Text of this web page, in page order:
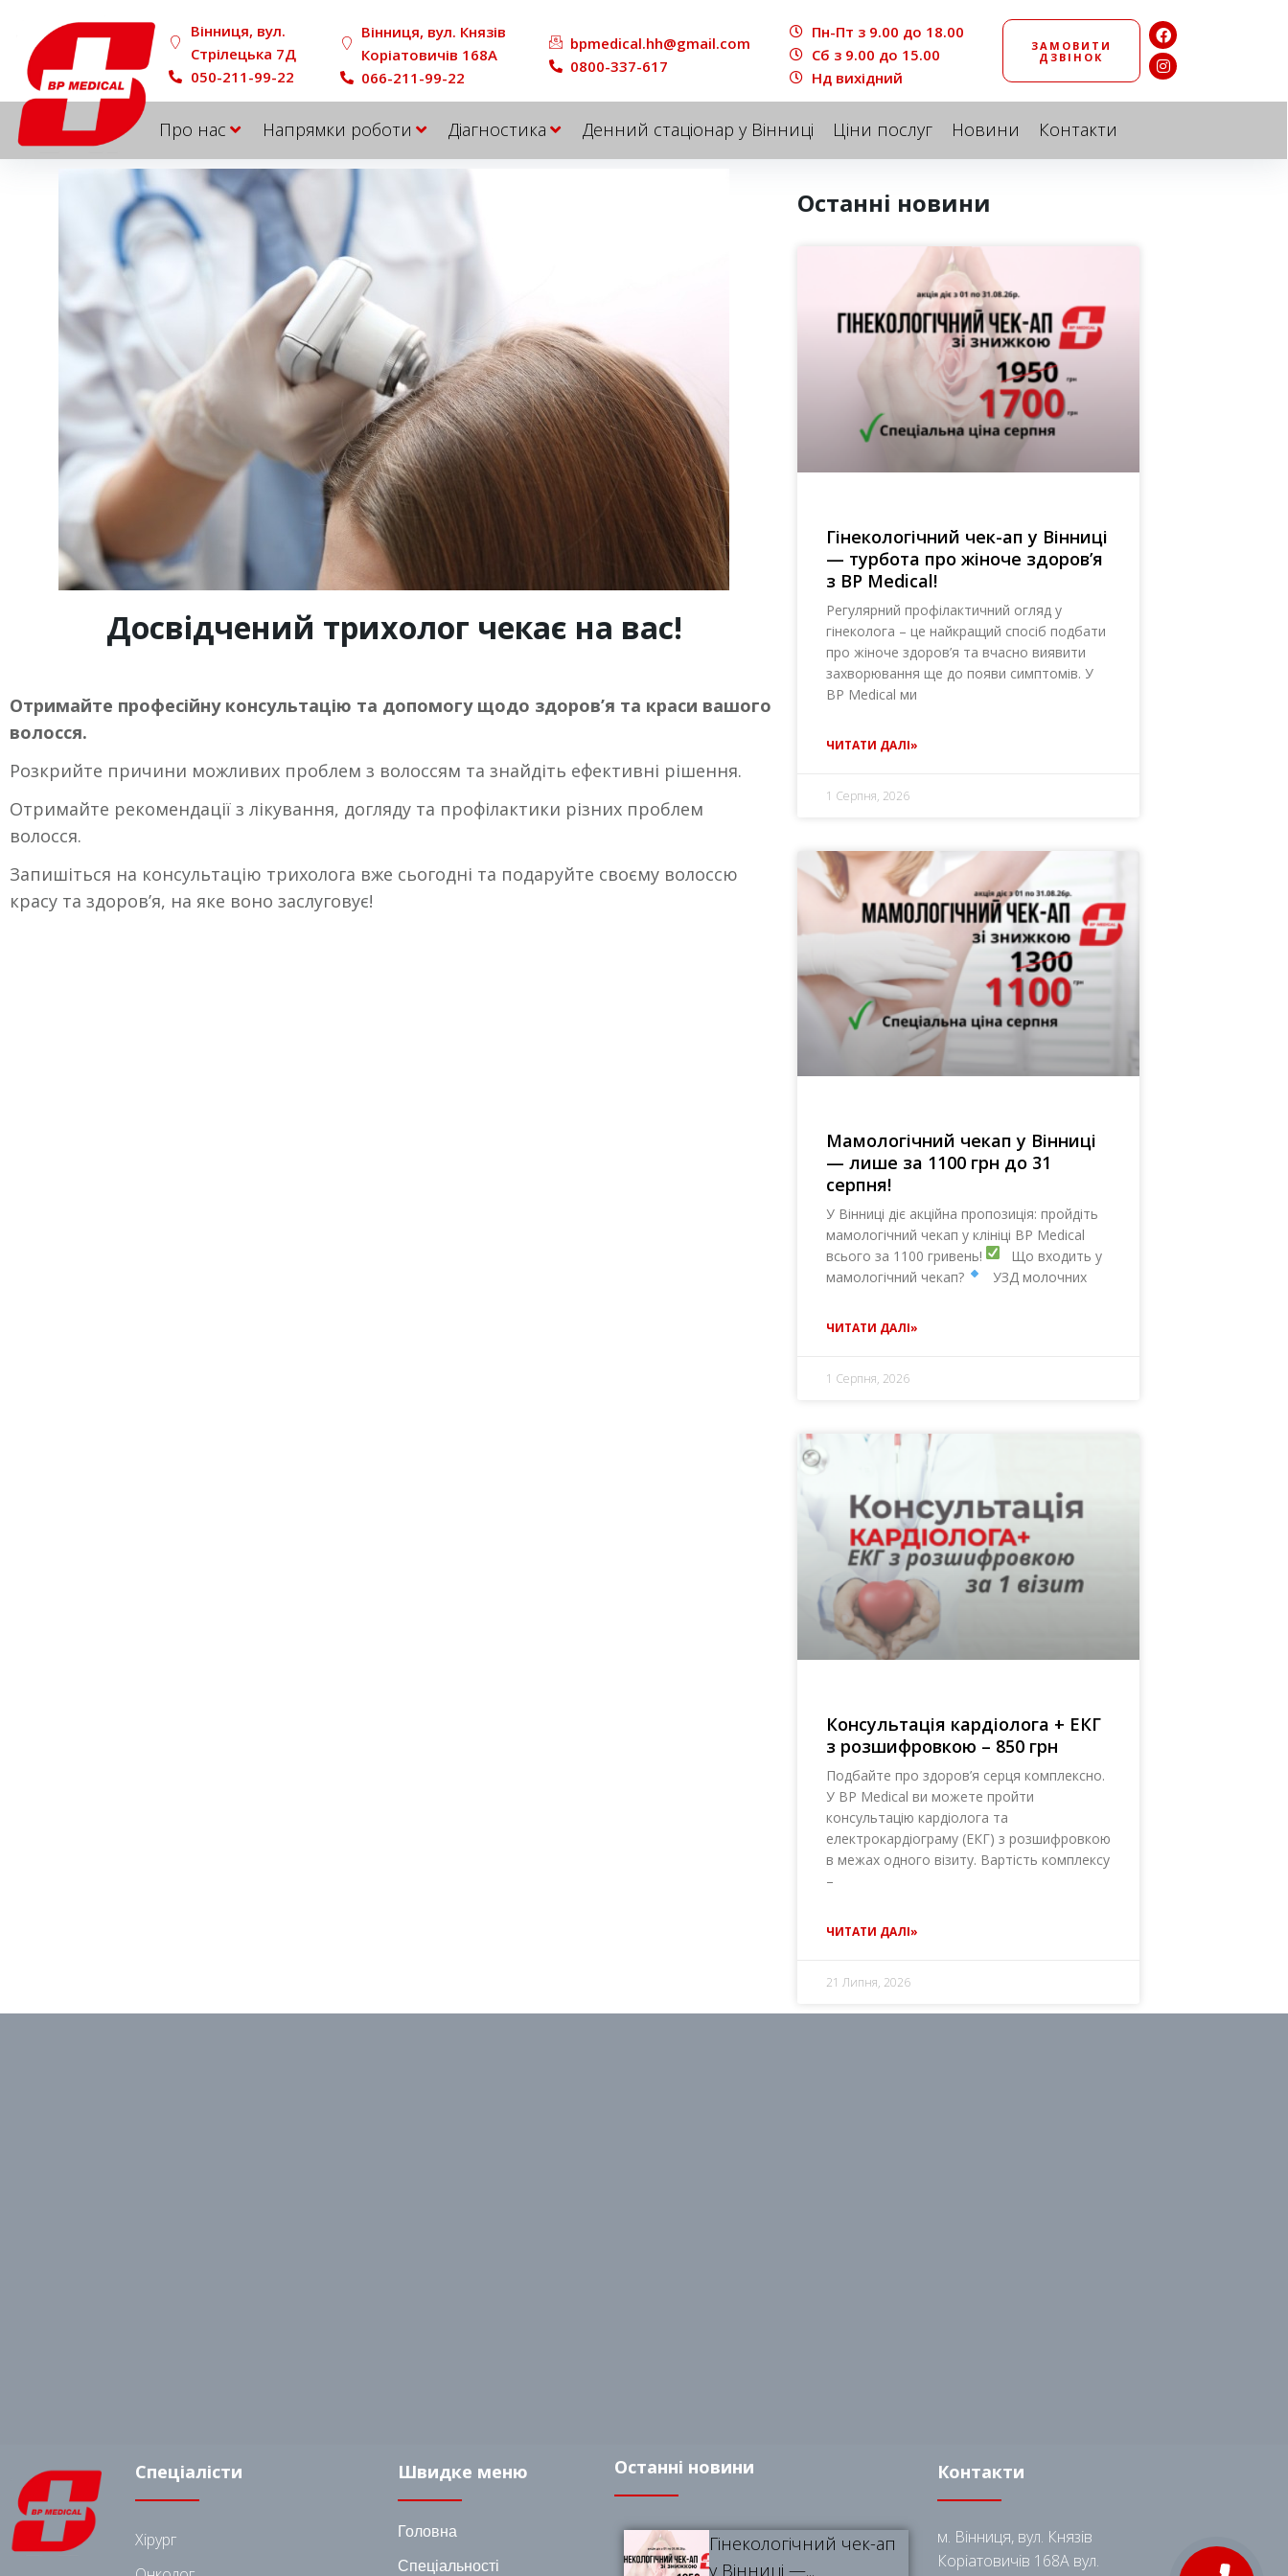
Вінниця, вул.
Стрілецька 7Д
050-211-99-22
Вінниця, вул. Князів
Коріатовичів 168A
066-211-99-22
bpmedical.hh@gmail.com
0800-337-617
Пн-Пт з 9.00 до 18.00
Сб з 9.00 до 15.00
Нд вихідний
ЗАМОВИТИ
ДЗВІНОК
Про нас Напрямки роботи Діагностика Денний стаціонар у Вінниці Ціни послуг Новини Контакти
Досвідчений трихолог чекає на вас!
Отримайте професійну консультацію та допомогу щодо здоров’я та краси вашого
волосся.
Розкрийте причини можливих проблем з волоссям та знайдіть ефективні рішення.
Отримайте рекомендації з лікування, догляду та профілактики різних проблем
волосся.
Запишіться на консультацію трихолога вже сьогодні та подаруйте своєму волоссю
красу та здоров’я, на яке воно заслуговує!
Останні новини
Гінекологічний чек-ап у Вінниці
— турбота про жіноче здоров’я
з BP Medical!
Регулярний профілактичний огляд у
гінеколога – це найкращий спосіб подбати
про жіноче здоров’я та вчасно виявити
захворювання ще до появи симптомів. У
BP Medical ми
ЧИТАТИ ДАЛІ»
1 Серпня, 2026
Мамологічний чекап у Вінниці
— лише за 1100 грн до 31
серпня!
У Вінниці діє акційна пропозиція: пройдіть
мамологічний чекап у клініці BP Medical
всього за 1100 гривень!
Що входить у
мамологічний чекап?
УЗД молочних
ЧИТАТИ ДАЛІ»
1 Серпня, 2026
Консультація кардіолога + ЕКГ
з розшифровкою – 850 грн
Подбайте про здоров’я серця комплексно.
У BP Medical ви можете пройти
консультацію кардіолога та
електрокардіограму (ЕКГ) з розшифровкою
в межах одного візиту. Вартість комплексу
–
ЧИТАТИ ДАЛІ»
21 Липня, 2026
Спеціалісти
Хірург
Швидке меню
Головна
Спеціальності
Останні новини
Гінекологічний чек-ап
у Вінниці —...
Контакти
м. Вінниця, вул. Князів
Коріатовичів 168A вул.